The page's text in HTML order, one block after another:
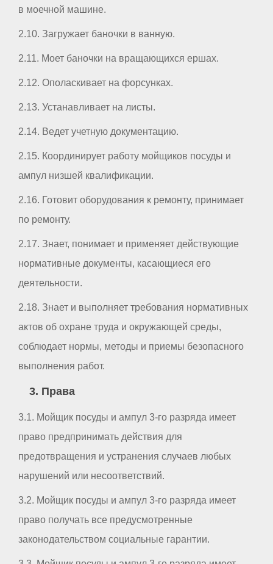
в моечной машине.
2.10. Загружает баночки в ванную.
2.11. Моет баночки на вращающихся ершах.
2.12. Ополаскивает на форсунках.
2.13. Устанавливает на листы.
2.14. Ведет учетную документацию.
2.15. Координирует работу мойщиков посуды и
ампул низшей квалификации.
2.16. Готовит оборудования к ремонту, принимает
по ремонту.
2.17. Знает, понимает и применяет действующие
нормативные документы, касающиеся его
деятельности.
2.18. Знает и выполняет требования нормативных
актов об охране труда и окружающей среды,
соблюдает нормы, методы и приемы безопасного
выполнения работ.
3. Права
3.1. Мойщик посуды и ампул 3-го разряда имеет
право предпринимать действия для
предотвращения и устранения случаев любых
нарушений или несоответствий.
3.2. Мойщик посуды и ампул 3-го разряда имеет
право получать все предусмотренные
законодательством социальные гарантии.